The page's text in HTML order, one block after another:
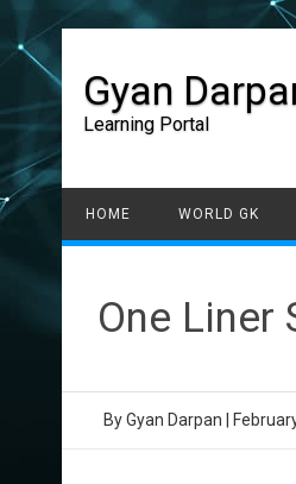
Gyan
Learning Portal
HOME WORLD GK
One Liner
ByGyan Darpan